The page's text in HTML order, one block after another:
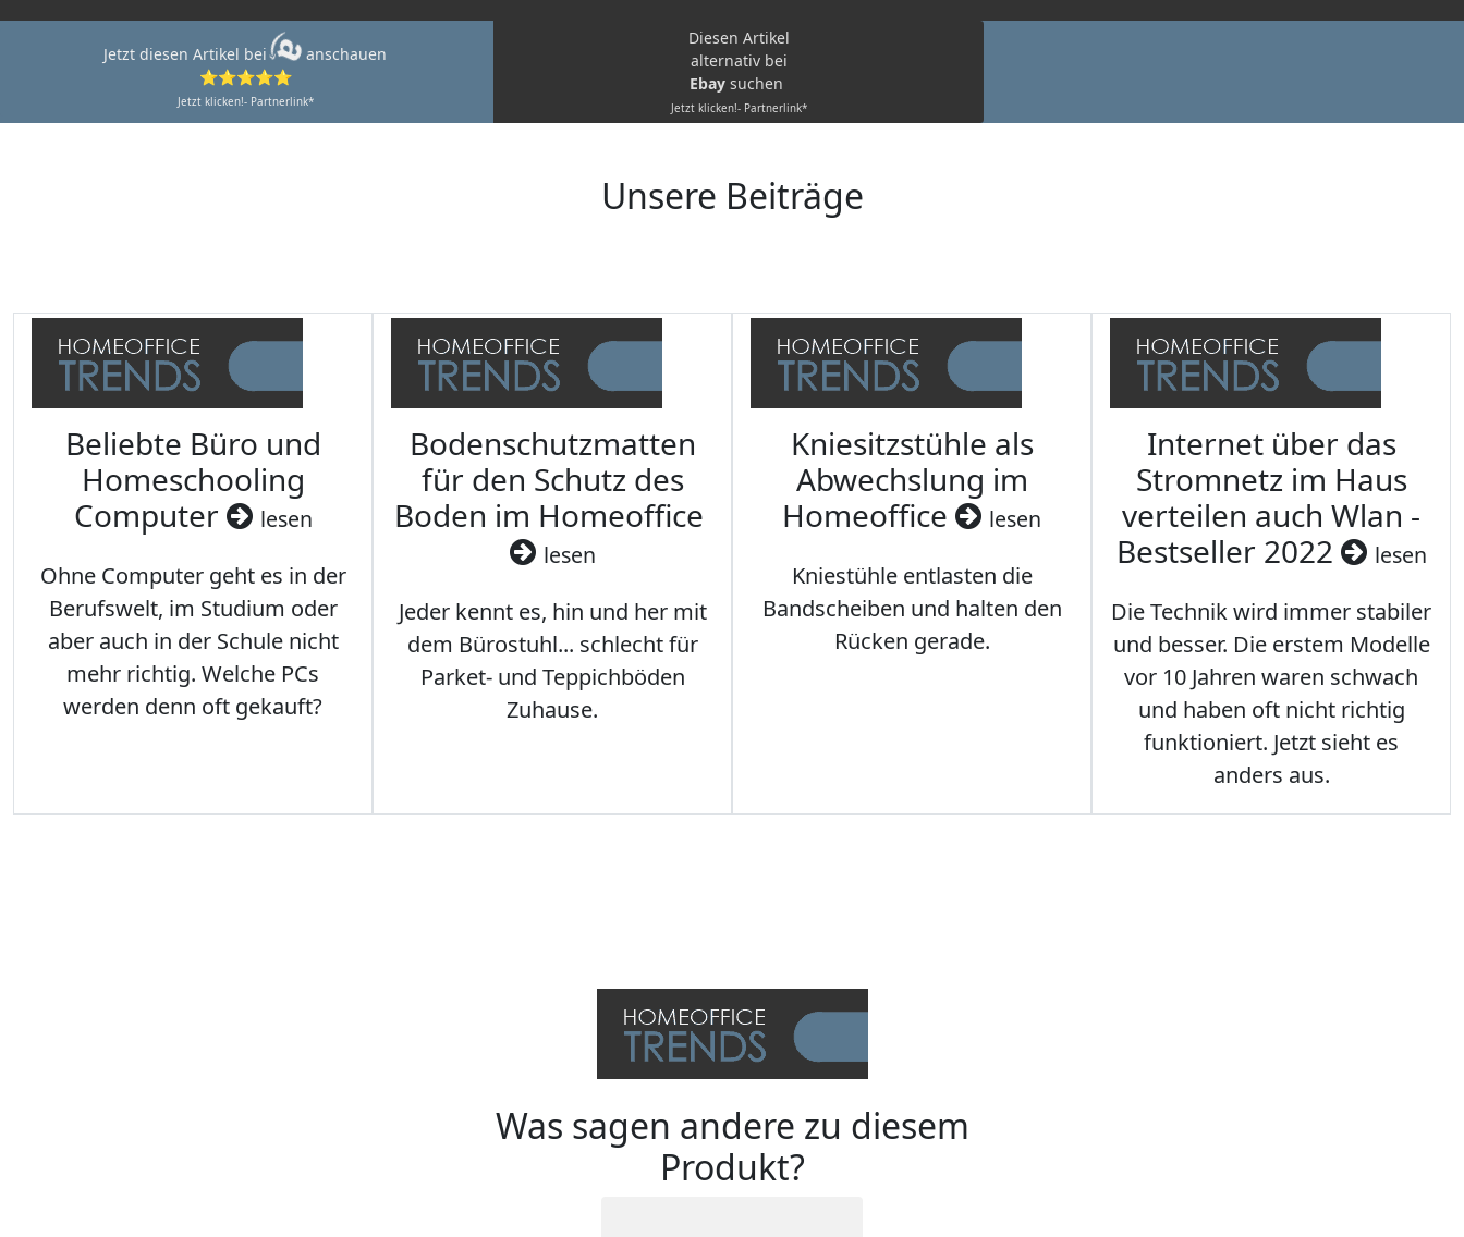
Jetzt diesen Artikel bei
anschauen
⭐⭐⭐⭐⭐
Jetzt klicken!- Partnerlink*
Diesen Artikel
alternativ bei
Ebay suchen
Jetzt klicken!- Partnerlink*
Unsere Beiträge
Beliebte Büro und
Homeschooling
Computer
lesen
Ohne Computer geht es in der
Berufswelt, im Studium oder
aber auch in der Schule nicht
mehr richtig. Welche PCs
werden denn oft gekauft?
Bodenschutzmatten
für den Schutz des
Boden im Homeoffice
lesen
Jeder kennt es, hin und her mit
dem Bürostuhl... schlecht für
Parket- und Teppichböden
Zuhause.
Kniesitzstühle als
Abwechslung im
Homeoffice
lesen
Kniestühle entlasten die
Bandscheiben und halten den
Rücken gerade.
Internet über das
Stromnetz im Haus
verteilen auch Wlan -
Bestseller 2022
lesen
Die Technik wird immer stabiler
und besser. Die erstem Modelle
vor 10 Jahren waren schwach
und haben oft nicht richtig
funktioniert. Jetzt sieht es
anders aus.
Was sagen andere zu diesem
Produkt?